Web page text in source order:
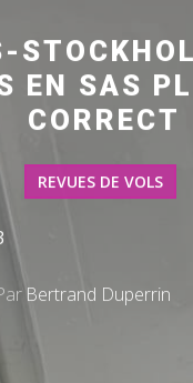
EN SAS
CORRECT
REVUES DE VOLS
Bertrand Duperrin